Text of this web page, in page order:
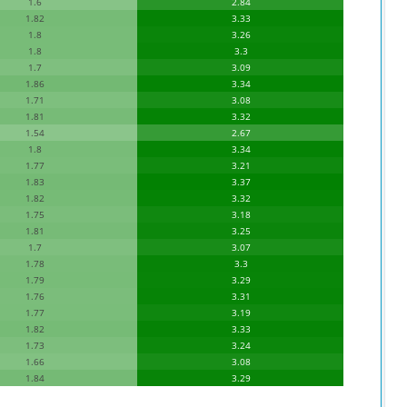
1.82
3.33
1.8
3.26
1.8
3.3
1.7
3.09
1.86
3.34
1.71
3.08
1.81
3.32
1.54
2.67
1.8
3.34
1.77
3.21
1.83
3.37
1.82
3.32
1.75
3.18
1.81
3.25
1.7
3.07
1.78
3.3
1.79
3.29
1.76
3.31
1.77
3.19
1.82
3.33
1.73
3.24
1.66
3.08
1.84 3.29